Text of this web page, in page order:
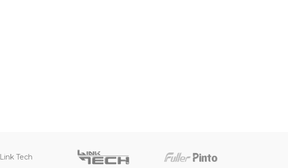
Link Tech